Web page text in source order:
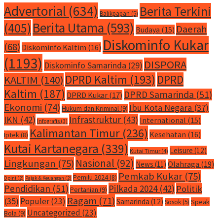
Advertorial (634) Balikpapan (5) Berita Terkini
(405)Berita Utama (593) Budaya (15) Daerah
(68) Diskominfo Kaltim (16) Diskominfo Kukar
(1193) Diskominfo Samarinda (29) DISPORA
KALTIM (140) DPRD Kaltim (193) DPRD
Kaltim (187) DPRD Kukar (17) DPRD Samarinda (51)
Ekonomi (74) Hukum dan Kriminal(9) Ibu Kota Negara (37)
IKN (42) Infografis (3) Infrastruktur (43) International (15)
Iptek(8) Kalimantan Timur (236) Kesehatan (16)
Kutai Kartanegara (339) Kutai Timur (4) Leisure (12)
Lingkungan (75) Nasional (92) News (11) Olahraga (19)
Opini (2) Pajak & Keuangan (2) Pemilu 2024(8) Pemkab Kukar (75)
Pendidikan (51) Pertanian (9) Pilkada 2024(42) Politik
(35) Populer(23) Ragam (71) Samarinda (12) Sosok(5) Speak
Bola (9) Uncategorized (23)